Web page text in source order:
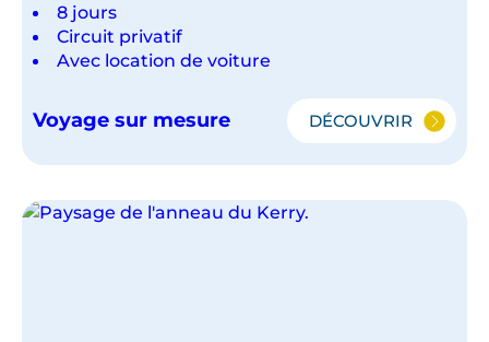
8 jours
Circuit privatif
Avec location de voiture
Voyage sur mesure DÉCOUVRIR
L'ESSENTIEL